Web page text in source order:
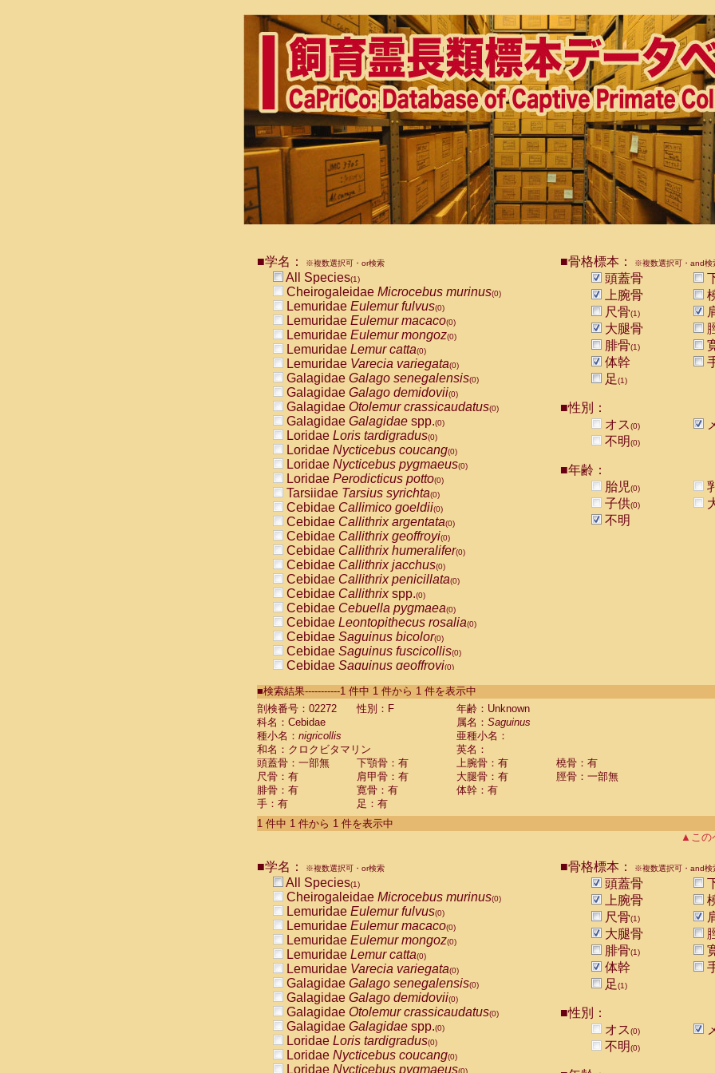
■学名： ※複数選択可・or検索
All Species(1)
Cheirogaleidae Microcebus murinus(0)
Lemuridae Eulemur fulvus(0)
Lemuridae Eulemur macaco(0)
Lemuridae Eulemur mongoz(0)
Lemuridae Lemur catta(0)
Lemuridae Varecia variegata(0)
Galagidae Galago senegalensis(0)
Galagidae Galago demidovii(0)
Galagidae Otolemur crassicaudatus(0)
Galagidae Galagidae spp.(0)
Loridae Loris tardigradus(0)
Loridae Nycticebus coucang(0)
Loridae Nycticebus pygmaeus(0)
Loridae Perodicticus potto(0)
Tarsiidae Tarsius syrichta(0)
Cebidae Callimico goeldii(0)
Cebidae Callithrix argentata(0)
Cebidae Callithrix geoffroyi(0)
Cebidae Callithrix humeralifer(0)
Cebidae Callithrix jacchus(0)
Cebidae Callithrix penicillata(0)
Cebidae Callithrixspp.(0)
Cebidae Cebuella pygmaea(0)
Cebidae Leontopithecus rosalia(0)
Cebidae Saguinus bicolor(0)
Cebidae Saguinus fuscicollis(0)
Cebidae Saguinus geoffroyi(0)
CebidaeSaguinus labiatus(0)
Cebidae Saguinus leucopus (0)
Cebidae
CebidaeSaguinus mystax
CebidaeSaguinus nigricollis (1)
Cebidae Saguinus oedipus
Cebidae Saguinus weddelli
Cebidae Saguinusspp.
Cebidae Aotus trivirgatus
Cebidae Cebus albifrons
CebidaeCebus nigrivittatus
CebidaeCebus
CebidaeSaimiri boliviensis(0)
CebidaeSaimiri sciureus(0)
AtelidaeAlouatta caraya(0)
AtelidaeAlouatta fusca(0)
AtelidaeAlouatta seniculus
AtelidaeAlouattaspp.(0)
AtelidaeAteles belzebuth(0)
AtelidaeAteles geoffroyi(0)
AtelidaeAteles paniscus(0)
AtelidaeAtelesspp.(0)
Atelidae Lagothrix lagothricha
AtelidaeLagothrix lagothricha cana
PitheciidaeCacajao calvus rubicundus
■骨格標本： ※複数選択可・and検
頭蓋骨
上腕骨
尺骨(1)
大腿骨
腓骨(1)
体幹
足(1)
■性別：
オス(0)
不明(0)
■年齢：
胎児(0)
子供(0)
不明
■検索結果-----------1 件中 1 件から 1 件を表示中
剖検番号：02272
性別：F
年齢：Unknown
科名：Cebidae
属名： Saguinus
種小名： nigricollis
亜種小名：
和名：クロクビタマリン
英名：
頭蓋骨：一部無
下顎骨：有 上腕骨：有
橈骨：有
尺骨：有
肩甲骨：有 大腿骨：有
脛骨：一部無
腓骨：有
寛骨：有
体幹：有
手：有
足：有
1 件中 1 件から 1 件を表示中
▲この
■学名： ※複数選択可・or検索
All Species(1)
Cheirogaleidae Microcebus murinus(0)
Lemuridae Eulemur fulvus(0)
Lemuridae Eulemur macaco(0)
Lemuridae Eulemur mongoz(0)
Lemuridae Lemur catta(0)
Lemuridae Varecia variegata(0)
Galagidae Galago senegalensis(0)
Galagidae Galago demidovii(0)
Galagidae Otolemur crassicaudatus(0)
Galagidae Galagidae spp.(0)
Loridae Loris tardigradus(0)
Loridae Nycticebus coucang(0)
Loridae Nycticebus pygmaeus(0)
■骨格標本： ※複数選択可・and検
頭蓋骨
上腕骨
尺骨(1)
大腿骨
腓骨(1)
体幹
足(1)
■性別：
オス(0)
不明(0)